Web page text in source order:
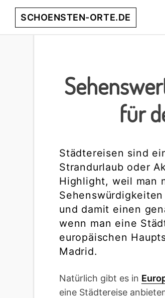
Skip
Skip
Skip
Skip
SCHOENSTEN-ORTE.DE
für
Städtereisen sind
Strandurlaub oder
Highlight, weil man
und damit einen
wenn man eine
europäischen
Madrid.
Natürlich gibt es in
eine Städtereise